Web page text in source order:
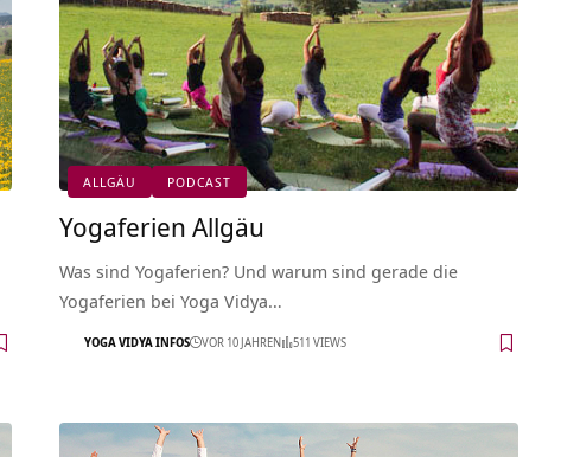
ALLGÄU PODCAST
Yogaferien Allgäu
Was sind Yogaferien? Und warum sind gerade die
Yogaferien bei Yoga Vidya…
YOGA VIDYA INFOS VOR 10 JAHREN 511 VIEWS